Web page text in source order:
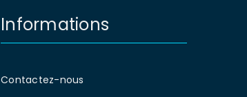
Informations
Contactez-nous